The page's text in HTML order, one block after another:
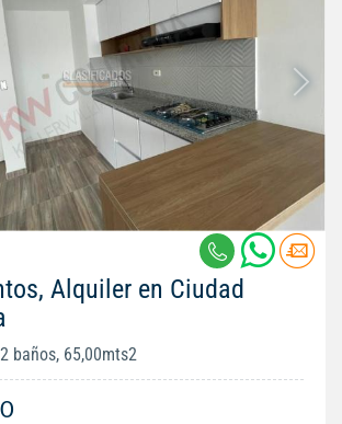
Alquiler en Ciudad
baños, 65,00mts2